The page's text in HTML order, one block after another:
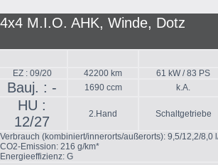
M.I.O. AHK, Winde, Dotz
EZ : 09/20 42200 km 61 kW / 83 PS
Bauj. : - 1690 ccm k.A.
HU :
12/27
2.Hand Schaltgetriebe
Verbrauch (kombiniert/innerorts/außerorts): 9,5/12,2/8,0
CO2-Emission: 216 g/km*
Energieeffizienz: G